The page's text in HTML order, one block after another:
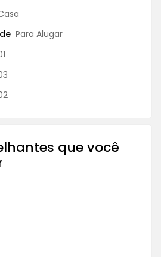
Para Alugar
que você